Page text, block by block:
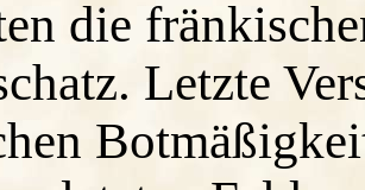
die
Letzte